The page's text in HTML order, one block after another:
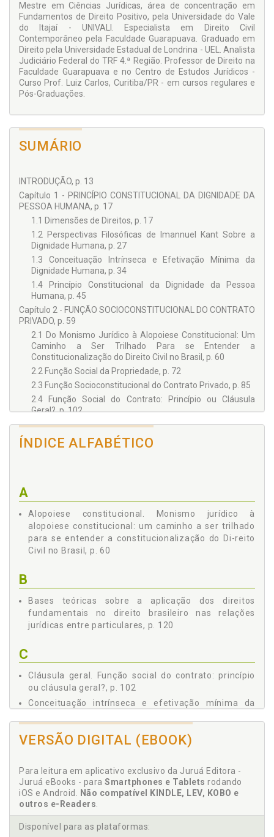
Mestre em Ciências Jurídicas, área de concentração em
Fundamentos de Direito Positivo, pela Universidade do Vale
do Itajaí - UNIVALI. Especialista em Direito Civil
Contemporâneo pela Faculdade Guarapuava. Graduado em
Direito pela Universidade Estadual de Londrina - UEL. Analista
Judiciário Federal do TRF 4.ª Região. Professor de Direito na
Faculdade Guarapuava e no Centro de Estudos Jurídicos -
Curso Prof. Luiz Carlos, Curitiba/PR - em cursos regulares e
Pós-Graduações.
SUMÁRIO
INTRODUÇÃO, p. 13
Capítulo 1 - PRINCÍPIO CONSTITUCIONAL DA DIGNIDADE DA
PESSOA HUMANA, p. 17
1.1 Dimensões de Direitos, p. 17
1.2 Perspectivas Filosóficas de Imannuel Kant Sobre a
Dignidade Humana, p. 27
1.3 Conceituação Intrínseca e Efetivação Mínima da
Dignidade Humana, p. 34
1.4 Princípio Constitucional da Dignidade da Pessoa
Humana, p. 45
Capítulo 2 - FUNÇÃO SOCIOCONSTITUCIONAL DO CONTRATO
PRIVADO, p. 59
2.1 Do Monismo Jurídico à Alopoiese Constitucional: Um
Caminho a Ser Trilhado Para se Entender a
Constitucionalização do Direito Civil no Brasil, p. 60
2.2 Função Social da Propriedade, p. 72
2.3 Função Socioconstitucional do Contrato Privado, p. 85
2.4 Função Social do Contrato: Princípio ou Cláusula
Geral?, p. 102
Capítulo 3 - O PRINCÍPIO DA DIGNIDADE DA PESSOA
HUMANA COMO VÉRTICE CONSTITUCIONAL PARA A
EFETIVIDADE DA FUNÇÃO SOCIAL DOS CONTRATOS
3.2 Bases Teóricas Sobre a Aplicação dos Direitos
Fundamentais no Direito Brasileiro nas Relações Jurídicas
Entre Particulares, p. 120
3.3 O Princípio da Dignidade da Pessoa Humana Como
Núcleo dos Direitos Fundamentais e do Ordenamento
Vértice Constitucional Para a Efetividade da Função Social
dos Contratos Privados, p. 131
CONSIDERAÇÕES FINAIS, p. 145
REFERÊNCIAS, p. 149
ÍNDICE ALFABÉTICO
A
Alopoiese constitucional. Monismo jurídico à
alopoiese constitucional: um caminho a ser trilhado
para se entender a constitucionalização do Di-reito
Civil no Brasil, p. 60
B
Bases teóricas sobre a aplicação dos direitos
fundamentais no direito brasileiro nas relações
jurídicas entre particulares, p. 120
C
Cláusula geral. Função social do contrato: princípio
ou cláusula geral?, p. 102
Conceituação intrínseca e efetivação mínima da
Considerações finais, p. 145
Constitucional. Monismo jurídico à alopoiese
entender a constitucionalização do Direito Civil no
Brasil, p. 60
Constitucional. Princípio constitucional da dignidade
da pessoa humana, p. 45
Constitucional. Princípio constitucional da dignidade
VERSÃO DIGITAL (EBOOK)
Para leitura em aplicativo exclusivo da Juruá Editora -
Juruá eBooks - para Smartphones e Tablets rodando
iOS e Android. Não compatível KINDLE, LEV, KOBO e
outros e-Readers.
Disponível para as plataformas: